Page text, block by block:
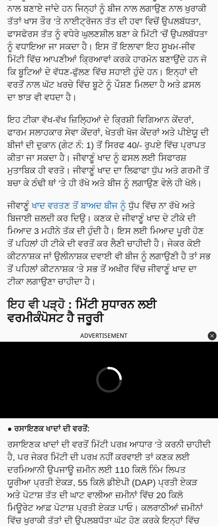
ਨਾਲ ਬਣਾਏ ਜਾਂਦੇ ਹਨ ਜਿਨ੍ਹਾਂ ਨੂੰ ਬੀਜ ਨਾਲ ਲਗਾਉਣ ਨਾਲ ਖੁਰਾਕੀ
ਤੱਤਾਂ ਖਾਸ ਤੌਰ ‘ਤੇ ਨਾਈਟ੍ਰੋਜਨ ਤੱਤ ਦੀ ਹਵਾ ਵਿਚੋਂ ਉਪਲਬੱਧਤਾ,
ਫਾਸਫੋਰਸ ਤੱਤ ਨੂੰ ਵਧੇਰੇ ਘੁਲਣਸ਼ੀਲ ਬਣਾ ਕੇ ਮਿੱਟੀ ‘ਚੋਂ ਉਪਲਬੱਧਤਾ
ਨੂੰ ਵਧਾਇਆ ਜਾ ਸਕਦਾ ਹੈ। ਇਸ ਤੋਂ ਇਲਾਵਾ ਇਹ ਸੂਖਮ-ਜੀਵ
ਮਿੱਟੀ ਵਿੱਚ ਆਪਣੀਆਂ ਕ੍ਰਿਆਵਾਂ ਕਰਕੇ ਹਾਰਮੋਨ ਬਣਾਉਂਦੇ ਹਨ ਜੋ
ਕਿ ਬੂਟਿਆਂ ਦੇ ਵੱਧਣ-ਫੁੱਲਣ ਵਿੱਚ ਸਹਾਈ ਹੁੰਦੇ ਹਨ। ਇਨ੍ਹਾਂ ਦੀ
ਵਰਤੋਂ ਨਾਲ ਘੱਟ ਖਰਚੇ ਵਿੱਚ ਬੂਟੇ ਨੂੰ ਪੌਸ਼ਣ ਮਿਲਦਾ ਹੈ ਅਤੇ ਫ਼ਸਲ
ਦਾ ਝਾੜ ਵੀ ਵਧਦਾ ਹੈ।
ਇਹ ਟੀਕਾ ਵੱਖ-ਵੱਖ ਜ਼ਿਲ੍ਹਿਆਂ ਦੇ ਕ੍ਰਿਸ਼ੀ ਵਿਗਿਆਨ ਕੇਂਦਰਾਂ,
ਫਾਰਮ ਸਲਾਹਕਾਰ ਸੇਵਾ ਕੇਂਦਰਾਂ, ਖੇਤਰੀ ਖੋਜ ਕੇਂਦਰਾਂ ਅਤੇ ਪੀਏਯੂ ਦੀ
ਬੀਜਾਂ ਦੀ ਦੁਕਾਨ (ਗੇਟ ਨੰ: 1) ਤੋਂ ਸਿਰਫ 40/- ਰੁਪਏ ਵਿੱਚ ਪ੍ਰਾਪਤ
ਕੀਤਾ ਜਾ ਸਕਦਾ ਹੈ। ਜੀਵਾਣੂੰ ਖਾਦ ਨੂੰ ਫਸਲ ਲਈ ਸਿਫਾਰਸ਼
ਮੁਤਾਬਿਕ ਹੀ ਵਰਤੋ। ਜੀਵਾਣੂੰ ਖਾਦ ਦਾ ਲਿਫਾਫਾ ਧੁੱਪ ਅਤੇ ਗਰਮੀ ਤੋਂ
ਬਚਾ ਕੇ ਠੰਢੀ ਥਾਂ ‘ਤੇ ਹੀ ਰੱਖੋ ਅਤੇ ਬੀਜ ਨੂੰ ਲਗਾਉਣ ਵੇਲੇ ਹੀ ਖੋਲੋ।
ਜੀਵਾਣੂੰਖਾਦ ਵਰਤਣ ਤੋਂ ਬਾਅਦ ਬੀਜ ਨੂੰ ਧੁੱਪ ਵਿੱਚ ਨਾ ਰੱਖੋ ਅਤੇ
ਬਿਜਾਈ ਜ਼ਲਦੀ ਕਰ ਦਿਉ। ਕਣਕ ਦੇ ਜੀਵਾਣੂੰ ਖਾਦ ਦੇ ਟੀਕੇ ਦੀ
ਮਿਆਦ 3 ਮਹੀਨੇ ਤੱਕ ਦੀ ਹੁੰਦੀ ਹੈ। ਇਸ ਲਈ ਮਿਆਦ ਪੂਰੀ ਹੋਣ
ਤੋਂ ਪਹਿਲਾਂ ਹੀ ਟੀਕੇ ਦੀ ਵਰਤੋਂ ਕਰ ਲੈਣੀ ਚਾਹੀਦੀ ਹੈ। ਜੇਕਰ ਕੋਈ
ਕੀਟਨਾਸ਼ਕ ਜਾਂ ਉਲੀਨਾਸ਼ਕ ਦਵਾਈ ਵੀ ਬੀਜ ਨੂੰ ਲਗਾਉਣੀ ਹੈ ਤਾਂ ਸਭ
ਤੋਂ ਪਹਿਲਾਂ ਕੀਟਨਾਸ਼ਕ ‘ਤੇ ਸਭ ਤੋਂ ਅਖੀਰ ਵਿੱਚ ਜੀਵਾਣੂੰ ਖਾਦ ਦਾ
ਟੀਕਾ ਲਗਾਉਣਾ ਚਾਹੀਦਾ ਹੈ।
ਇਹ ਵੀ ਪੜ੍ਹੋ :ਮਿੱਟੀ ਸੁਧਾਰਨ ਲਈ
ਵਰਮੀਕੰਪੋਸਟ ਹੈ ਜਰੂਰੀ
ADVERTISEMENT
● ਰਸਾਇਣਕ ਖਾਦਾਂ ਦੀ ਵਰਤੋਂ:
ਰਸਾਇਣਕ ਖਾਦਾਂ ਦੀ ਵਰਤੋਂ ਮਿੱਟੀ ਪਰਖ਼ ਆਧਾਰ ‘ਤੇ ਕਰਨੀ ਚਾਹੀਦੀ
ਹੈ, ਪਰ ਜੇਕਰ ਮਿੱਟੀ ਦੀ ਪਰਖ਼ ਨਹੀਂ ਕਰਵਾਈ ਤਾਂ ਕਣਕ ਲਈ
ਦਰਮਿਆਨੀ ਉਪਜਾਊ ਜ਼ਮੀਨ ਲਈ 110 ਕਿਲੋ ਨਿੰਮ ਲਿਪਤ
ਯੂਰੀਆ ਪ੍ਰਤੀ ਏਕੜ, 55 ਕਿਲੋ ਡੀਏਪੀ (DAP) ਪ੍ਰਤੀ ਏਕੜ
ਅਤੇ ਪੋਟਾਸ਼ ਤੱਤ ਦੀ ਘਾਟ ਵਾਲੀਆ ਜ਼ਮੀਨਾਂ ਵਿੱਚ 20 ਕਿਲੋ
ਮਿਊਰੇਟ ਆਫ਼ ਪੋਟਾਸ਼ ਪ੍ਰਤੀ ਏਕੜ ਪਾਓ। ਕਲਰਾਠੀਆਂ ਜ਼ਮੀਨਾਂ
ਵਿੱਚ ਖੁਰਾਕੀ ਤੱਤਾਂ ਦੀ ਉਪਲਬਧੱਤਾ ਘੱਟ ਹੋਣ ਕਰਕੇ ਇਨ੍ਹਾਂ ਵਿੱਚ